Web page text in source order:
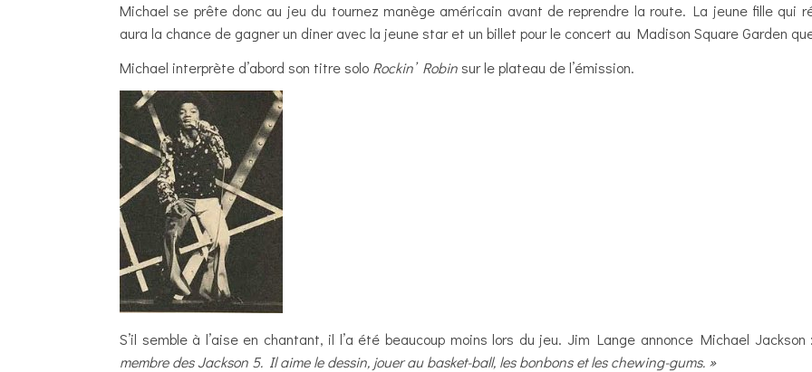
Michael se prête donc au jeu du tournez manège américain avant de reprendre la route. La jeune fille qui
aura la chance de gagner un diner avec la jeune star et un billet pour le concert au Madison Square Garden
Michael interprète d’abord son titre solo Rockin’ Robinsur le plateau de l’émission.
S’il semble à l’aise en chantant, il l’a été beaucoup moins lors du jeu. Jim Lange annonce Michael Jackson :
membre des Jackson 5. Il aime le dessin, jouer au basket-ball, les bonbons et les chewing-gums. »